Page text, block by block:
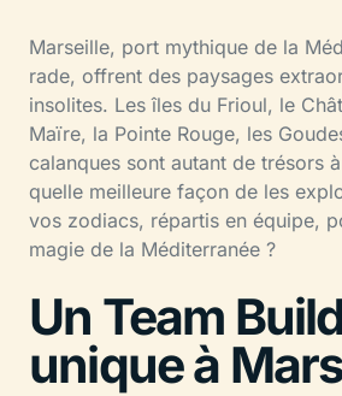
Marseille, port mythique de la
rade, offrent des paysages
insolites. Les îles du Frioul, le
Maïre, la Pointe Rouge, les
calanques sont autant de trésors
quelle meilleure façon de les
vos zodiacs, répartis en équipe,
magie de la Méditerranée ?
Un Team
unique à